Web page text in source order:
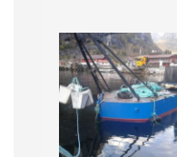
Rotasjon:
Leveres med
CAPSTANER 1
elektrisk capstan
nødstopp på dekk.
Forberedt for